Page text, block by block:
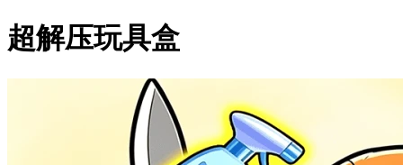
超解压玩具盒